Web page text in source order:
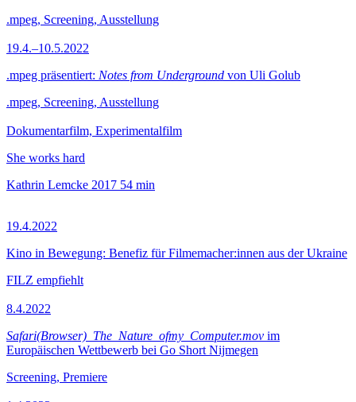
.mpeg, Screening, Ausstellung
19.4.–10.5.2022
.mpeg präsentiert: Notes from Underground von Uli Golub
.mpeg, Screening, Ausstellung
Dokumentarfilm, Experimentalfilm
She works hard
Kathrin Lemcke 2017 54 min
19.4.2022
Kino in Bewegung: Benefiz für Filmemacher:innen aus der Ukraine
FILZ empfiehlt
8.4.2022
Safari(Browser)_The_Nature_ofmy_Computer.mov im
Europäischen Wettbewerb bei Go Short Nijmegen
Screening, Premiere